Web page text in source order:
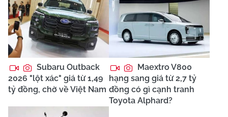
Subaru Outback
2026 "lột xác" giá từ 1,49
tỷ đồng, chờ về Việt Nam
Maextro V800
hạng sang giá từ 2,7 tỷ
đồng có gì cạnh tranh
Toyota Alphard?